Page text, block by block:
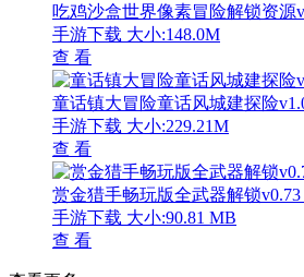
吃鸡沙盒世界像素冒险解锁资源
手游下载 大小:148.0M
查 看
童话镇大冒险童话风城建探险
手游下载 大小:229.21M
查 看
赏金猎手畅玩版全武器解锁
手游下载 大小:90.81 MB
查 看